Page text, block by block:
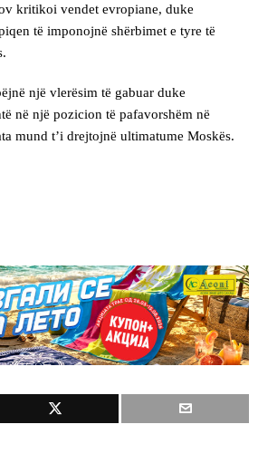
kritikoi vendet evropiane, duke
të imponojnë shërbimet e tyre të
një vlerësim të gabuar duke
në një pozicion të pafavorshëm në
mund t’i drejtojnë ultimatume Moskës.